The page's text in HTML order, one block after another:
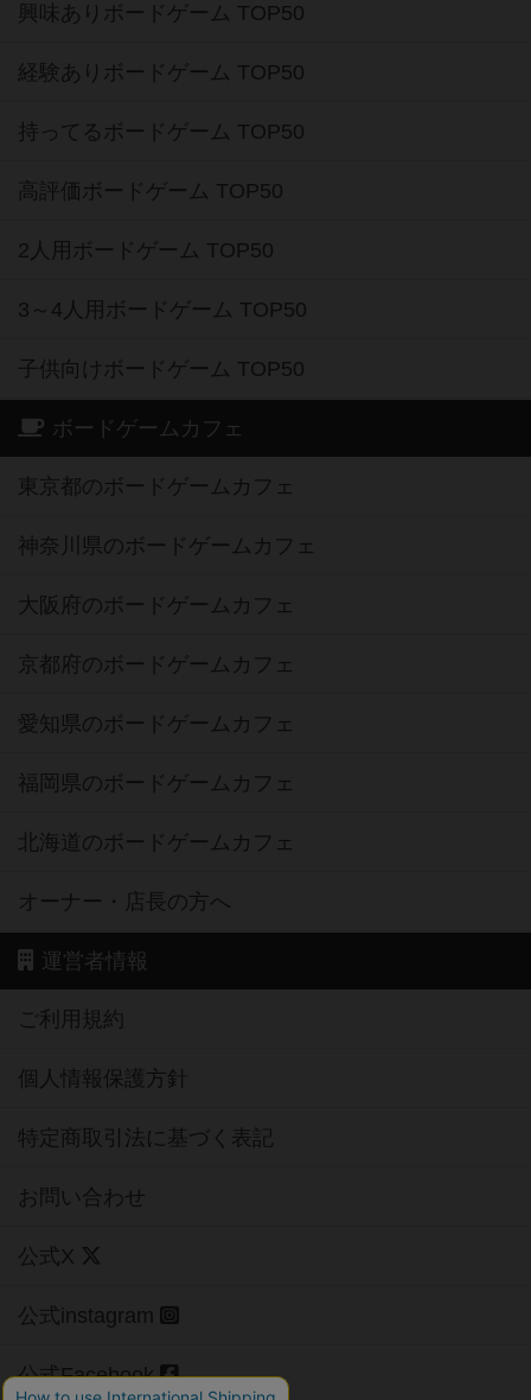
興味ありボードゲーム TOP50
経験ありボードゲーム TOP50
持ってるボードゲーム TOP50
高評価ボードゲーム TOP50
2人用ボードゲーム TOP50
3～4人用ボードゲーム TOP50
子供向けボードゲーム TOP50
ボードゲームカフェ
東京都のボードゲームカフェ
神奈川県のボードゲームカフェ
大阪府のボードゲームカフェ
京都府のボードゲームカフェ
愛知県のボードゲームカフェ
福岡県のボードゲームカフェ
北海道のボードゲームカフェ
オーナー・店長の方へ
運営者情報
ご利用規約
個人情報保護方針
特定商取引法に基づく表記
お問い合わせ
公式X
公式instagram
公式Facebook